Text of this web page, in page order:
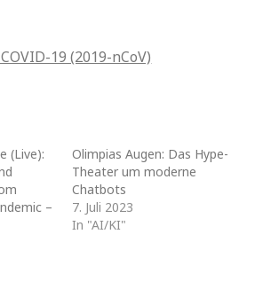
19 (2019-nCoV)
(Live):
–
Olimpias Augen: Das Hype-
Theater um moderne
Chatbots
7. Juli 2023
In "AI/KI"